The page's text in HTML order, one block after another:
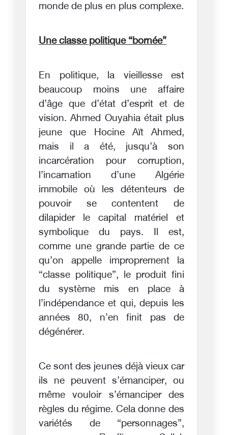
monde de plus en plus complexe.
Une classe politique “bornée”
En politique, la vieillesse est
beaucoup moins une affaire
d’âge que d’état d’esprit et de
vision. Ahmed Ouyahia était plus
jeune que Hocine Aït Ahmed,
mais il a été, jusqu’à son
incarcération pour corruption,
l’incarnation d’une Algérie
immobile où les détenteurs de
pouvoir se contentent de
dilapider le capital matériel et
symbolique du pays. Il est,
comme une grande partie de ce
qu’on appelle improprement la
“classe politique”, le produit fini
du système mis en place à
l’indépendance et qui, depuis les
années 80, n’en finit pas de
dégénérer.
Ce sont des jeunes déjà vieux car
ils ne peuvent s’émanciper, ou
même vouloir s’émanciper des
règles du régime. Cela donne des
variétés de “personnages”,